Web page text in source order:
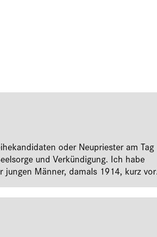
oder Neupriester am Tag
und Verkündigung. Ich habe
Männer, damals 1914, kurz vor
Weltkriegs führten? Werden sie